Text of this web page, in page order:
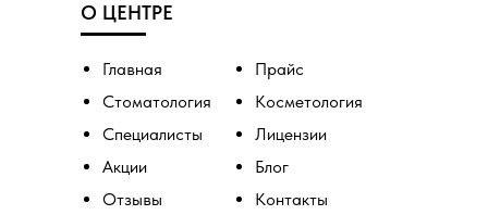
О ЦЕНТРЕ
Главная
Прайс
Стоматология
Косметология
Специалисты
Лицензии
Акции
Блог
Отзывы
Контакты